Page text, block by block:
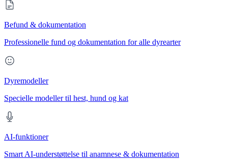
Befund & dokumentation
Professionelle fund og dokumentation for alle dyrearter
Dyremodeller
Specielle modeller til hest, hund og kat
AI-funktioner
Smart AI-understøttelse til anamnese & dokumentation